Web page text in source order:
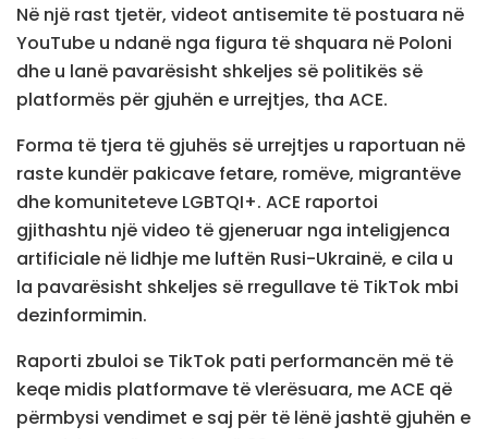
Në një rast tjetër, videot antisemite të postuara në
YouTube u ndanë nga figura të shquara në Poloni
dhe u lanë pavarësisht shkeljes së politikës së
platformës për gjuhën e urrejtjes, tha ACE.
Forma të tjera të gjuhës së urrejtjes u raportuan në
raste kundër pakicave fetare, romëve, migrantëve
dhe komuniteteve LGBTQI+. ACE raportoi
gjithashtu një video të gjeneruar nga inteligjenca
artificiale në lidhje me luftën Rusi-Ukrainë, e cila u
la pavarësisht shkeljes së rregullave të TikTok mbi
dezinformimin.
Raporti zbuloi se TikTok pati performancën më të
keqe midis platformave të vlerësuara, me ACE që
përmbysi vendimet e saj për të lënë jashtë gjuhën e